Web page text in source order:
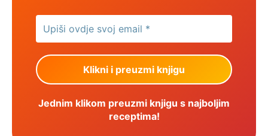
Jednim klikom preuzmi knjigu s najboljim
receptima!